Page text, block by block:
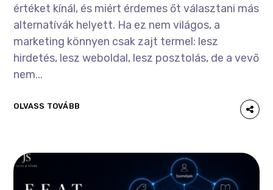
értéket kínál, és miért érdemes őt választani más
alternatívák helyett. Ha ez nem világos, a
marketing könnyen csak zajt termel: lesz
hirdetés, lesz weboldal, lesz posztolás, de a vevő
nem...
OLVASS TOVÁBB